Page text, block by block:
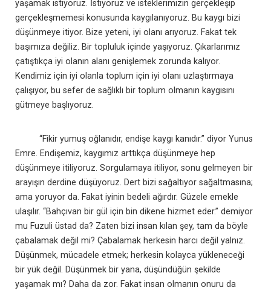
yaşamak istiyoruz. İstiyoruz ve isteklerimizin gerçekleşip
gerçekleşmemesi konusunda kaygılanıyoruz. Bu kaygı bizi
düşünmeye itiyor. Bize yeteni, iyi olanı arıyoruz. Fakat tek
başımıza değiliz. Bir topluluk içinde yaşıyoruz. Çıkarlarımız
çatıştıkça iyi olanın alanı genişlemek zorunda kalıyor.
Kendimiz için iyi olanla toplum için iyi olanı uzlaştırmaya
çalışıyor, bu sefer de sağlıklı bir toplum olmanın kaygısını
gütmeye başlıyoruz.
“Fikir yumuş oğlanıdır, endişe kaygı kanıdır.” diyor Yunus
Emre. Endişemiz, kaygımız arttıkça düşünmeye hep
düşünmeye itiliyoruz. Sorgulamaya itiliyor, sonu gelmeyen bir
arayışın derdine düşüyoruz. Dert bizi sağaltıyor sağaltmasına;
ama yoruyor da. Fakat iyinin bedeli ağırdır. Güzele emekle
ulaşılır. “Bahçıvan bir gül için bin dikene hizmet eder.” demiyor
mu Fuzuli üstad da? Zaten bizi insan kılan şey, tam da böyle
çabalamak değil mi? Çabalamak herkesin harcı değil yalnız.
Düşünmek, mücadele etmek; herkesin kolayca yükleneceği
bir yük değil. Düşünmek bir yana, düşündüğün şekilde
yaşamak mı? Daha da zor. Fakat insan olmanın onuru da